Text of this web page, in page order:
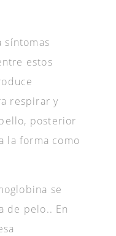
síntomas
estos
respirar y
posterior
la forma como
se
de pelo.. En